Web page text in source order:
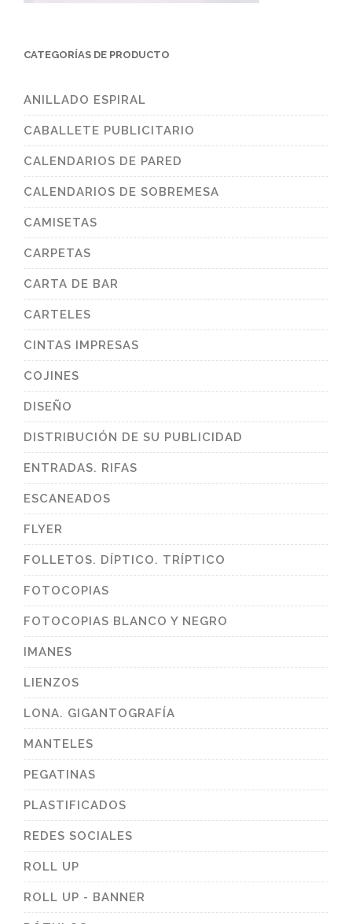
CATEGORÍAS DE PRODUCTO
ANILLADO ESPIRAL
CABALLETE PUBLICITARIO
CALENDARIOS DE PARED
CALENDARIOS DE SOBREMESA
CAMISETAS
CARPETAS
CARTA DE BAR
CARTELES
CINTAS IMPRESAS
COJINES
DISEÑO
DISTRIBUCIÓN DE SU PUBLICIDAD
ENTRADAS. RIFAS
ESCANEADOS
FLYER
FOLLETOS. DÍPTICO. TRÍPTICO
FOTOCOPIAS
FOTOCOPIAS BLANCO Y NEGRO
IMANES
LIENZOS
LONA. GIGANTOGRAFÍA
MANTELES
PEGATINAS
PLASTIFICADOS
REDES SOCIALES
ROLL UP
ROLL UP - BANNER